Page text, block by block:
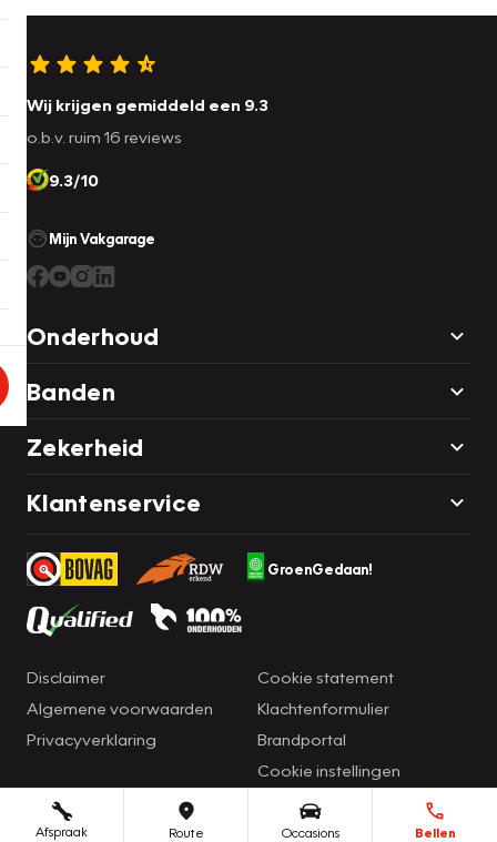
Afspraak Route Occasions Bellen
Wij krijgen gemiddeld een 9.3
o.b.v. ruim 16 reviews
9.3/10
Mijn Vakgarage
Onderhoud
Banden
Zekerheid
Klantenservice
GroenGedaan!
Disclaimer
Algemene voorwaarden
Privacyverklaring
Cookie statement
Klachtenformulier
Brandportal
Cookie instellingen